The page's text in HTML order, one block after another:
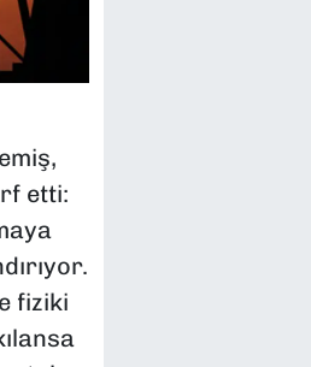
etti:
fiziki